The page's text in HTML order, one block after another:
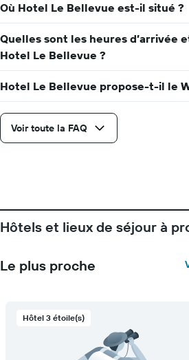
prix
moyen
d'une
chambre
Où Hotel Le Bellevue est-il situé ?
Quelles sont les heures d’arrivée
Hotel Le Bellevue ?
Hotel Le Bellevue propose-t-il le
Voir toute la FAQ
Hôtels et lieux de séjour à
Le plus proche
Hôtel 3 étoile(s)